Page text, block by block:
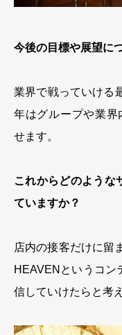
今後の目標や展望に
業界で戦っていける
年はグループや業界
せます。
これからどのような
ていますか？
店内の接客だけに留
HEAVENというコン
信していけたらと考